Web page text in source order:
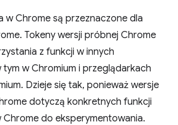
w Chrome są przeznaczone dla
Tokeny wersji próbnej Chrome
z funkcji w innych
w Chromium i przeglądarkach
Dzieje się tak, ponieważ wersje
dotyczą konkretnych funkcji
do eksperymentowania.